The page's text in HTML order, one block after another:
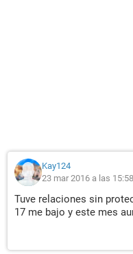
Kay124
23 mar 2016 a las 15:58
Tuve relaciones sin
17 me bajo y este mes